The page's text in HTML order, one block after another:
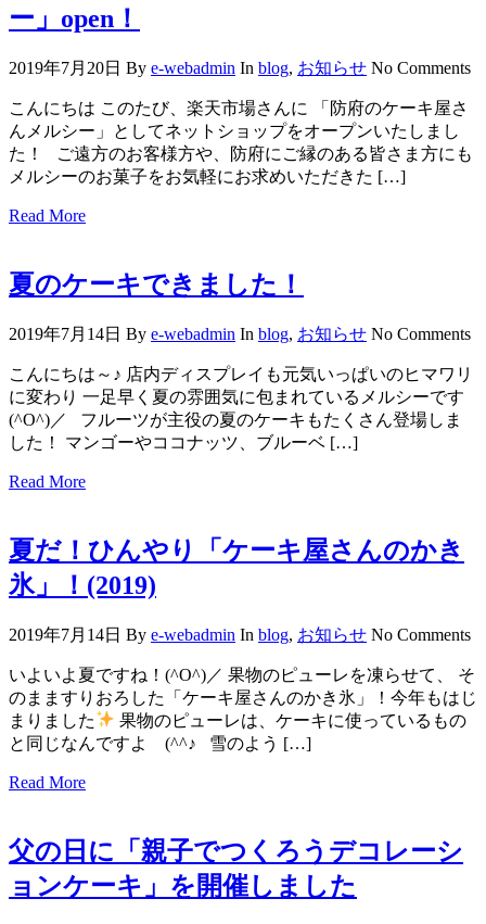
ー」open！
2019年7月20日 By e-webadmin In blog, お知らせ No Comments
こんにちは このたび、楽天市場さんに 「防府のケーキ屋さ
んメルシー」としてネットショップをオープンいたしまし
た！ ご遠方のお客様方や、防府にご縁のある皆さま方にも
メルシーのお菓子をお気軽にお求めいただきた […]
Read More
夏のケーキできました！
2019年7月14日 By e-webadmin In blog, お知らせ No Comments
こんにちは～♪ 店内ディスプレイも元気いっぱいのヒマワリ
に変わり 一足早く夏の雰囲気に包まれているメルシーです
(^O^)／ フルーツが主役の夏のケーキもたくさん登場しま
した！ マンゴーやココナッツ、ブルーベ […]
Read More
夏だ！ひんやり「ケーキ屋さんのかき
氷」！(2019)
2019年7月14日 By e-webadmin In blog, お知らせ No Comments
いよいよ夏ですね！(^O^)／ 果物のピューレを凍らせて、 そ
のまますりおろした「ケーキ屋さんのかき氷」！今年もはじ
まりました
果物のピューレは、ケーキに使っているもの
と同じなんですよ (^^♪ 雪のよう […]
Read More
父の日に「親子でつくろうデコレーシ
ョンケーキ」を開催しました